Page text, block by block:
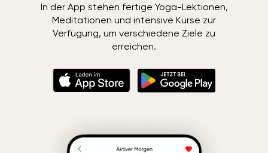
In der App stehen fertige Yoga-Lektionen,
Meditationen und intensive Kurse zur
Verfügung, um verschiedene Ziele zu
erreichen.